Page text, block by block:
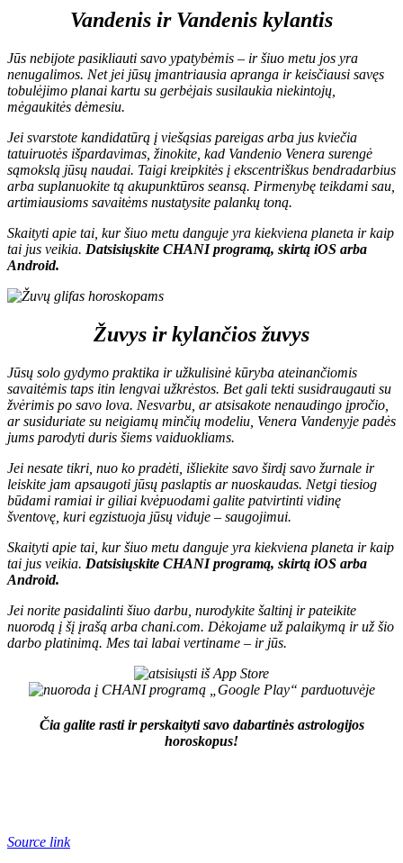
Vandenis ir Vandenis kylantis
Jūs nebijote pasikliauti savo ypatybėmis – ir šiuo metu jos yra
nenugalimos. Net jei jūsų įmantriausia apranga ir keisčiausi savęs
tobulėjimo planai kartu su gerbėjais susilaukia niekintojų,
mėgaukitės dėmesiu.
Jei svarstote kandidatūrą į viešąsias pareigas arba jus kviečia
tatuiruotės išpardavimas, žinokite, kad Vandenio Venera surengė
sąmokslą jūsų naudai. Taigi kreipkitės į ekscentriškus bendradarbius
arba suplanuokite tą akupunktūros seansą. Pirmenybę teikdami sau,
artimiausioms savaitėms nustatysite palankų toną.
Skaityti apie tai, kur šiuo metu danguje yra kiekviena planeta ir kaip
tai jus veikia. Datsisiųskite CHANI programą, skirtą iOS arba
Android.
Žuvys ir kylančios žuvys
Jūsų solo gydymo praktika ir užkulisinė kūryba ateinančiomis
savaitėmis taps itin lengvai užkrėstos. Bet gali tekti susidraugauti su
žvėrimis po savo lova. Nesvarbu, ar atsisakote nenaudingo įpročio,
ar susiduriate su neigiamų minčių modeliu, Venera Vandenyje padės
jums parodyti duris šiems vaiduokliams.
Jei nesate tikri, nuo ko pradėti, išliekite savo širdį savo žurnale ir
leiskite jam apsaugoti jūsų paslaptis ar nuoskaudas. Netgi tiesiog
būdami ramiai ir giliai kvėpuodami galite patvirtinti vidinę
šventovę, kuri egzistuoja jūsų viduje – saugojimui.
Skaityti apie tai, kur šiuo metu danguje yra kiekviena planeta ir kaip
tai jus veikia. Datsisiųskite CHANI programą, skirtą iOS arba
Android.
Jei norite pasidalinti šiuo darbu, nurodykite šaltinį ir pateikite
nuorodą į šį įrašą arba chani.com. Dėkojame už palaikymą ir už šio
darbo platinimą. Mes tai labai vertiname – ir jūs.
Čia galite rasti ir perskaityti savo dabartinės astrologijos
horoskopus!
Source link